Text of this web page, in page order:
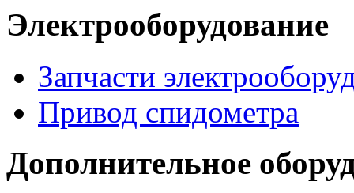
Электрооборудование
Запчасти
Привод спидометра
Дополнительное